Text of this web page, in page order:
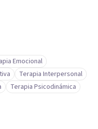
Emocional
Terapia Interpersonal
Terapia Psicodinámica